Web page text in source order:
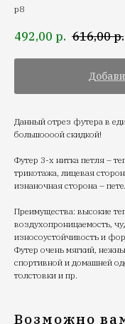
p8
492,00 р. 616,00 р.
Данный отрез футера в
большоооой скидкой!
Футер 3-х нитка петля –
трикотажа, лицевая
изнаночная сторона –
Преимущества: высокие
воздухопроницаемость,
износоустойчивость и
Футер очень мягкий,
спортивной и домашней
толстовки и пр.
Возможно